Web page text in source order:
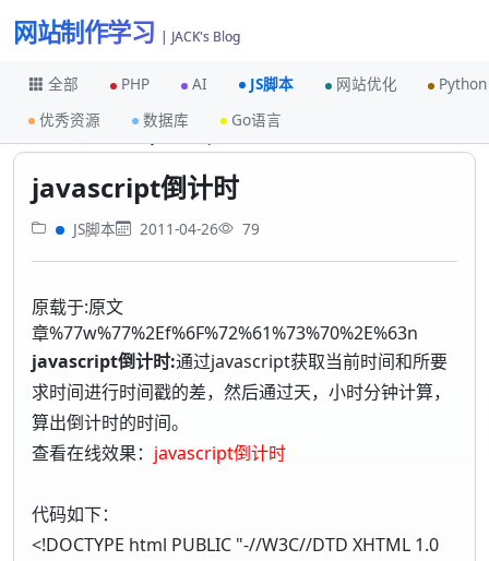
网站制作学习 | JACK's Blog
全部 PHP AI JS脚本 网站优化
Python
优秀资源
数据库 Go语言
首页 JS脚本 javascript倒计时
javascript倒计时
JS脚本 2011-04-26 79
原载于:原文
章%77w%77%2Ef%6F%72%61%73%70%2E%63n
javascript倒计时:通过javascript获取当前时间和所要
求时间进行时间戳的差，然后通过天，小时分钟计算，
算出倒计时的时间。
查看在线效果： javascript倒计时
代码如下：
<!DOCTYPE html PUBLIC "-//W3C//DTD XHTML 1.0